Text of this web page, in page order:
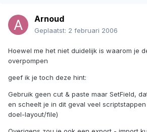
Arnoud
Geplaatst: 2 februari 2006
Hoewel me het niet duidelijk is waarom je
overpompen
geef ik je toch deze hint:
Gebruik geen cut & paste maar SetField,
en scheelt je in dit geval veel
doel-layout/file)